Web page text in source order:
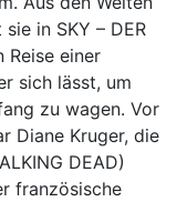
in SKY – DER
Reise einer
sich lässt, um
zu wagen. Vor
Diane Kruger, die
DEAD)
französische